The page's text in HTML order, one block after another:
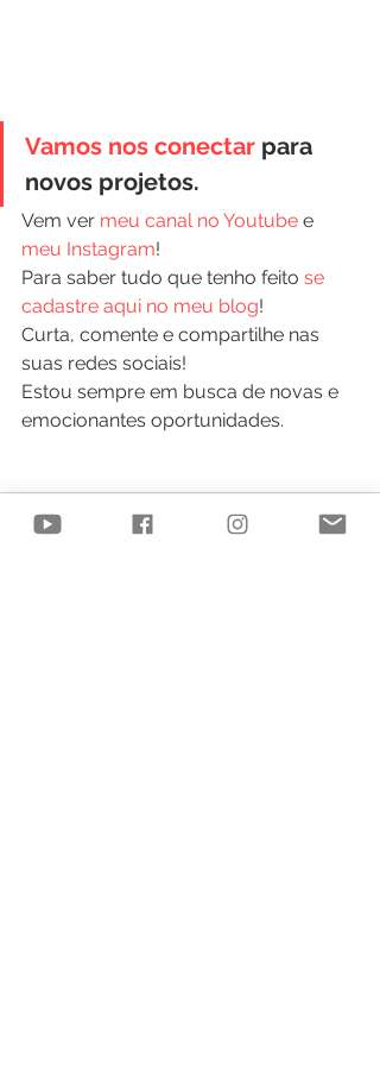
Vamos nos conectar para
novos projetos.
Vem ver meu canal no Youtube e
meu Instagram!
Para saber tudo que tenho feito se
cadastre aqui no meu blog!
Curta, comente e compartilhe nas
suas redes sociais!
Estou sempre em busca de novas e
emocionantes oportunidades.